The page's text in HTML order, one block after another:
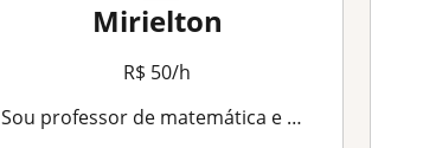
Mirielton
R$ 50/h
Sou professor de matemática e busco alunos de ensino fundamental e médio para aulas reforço!